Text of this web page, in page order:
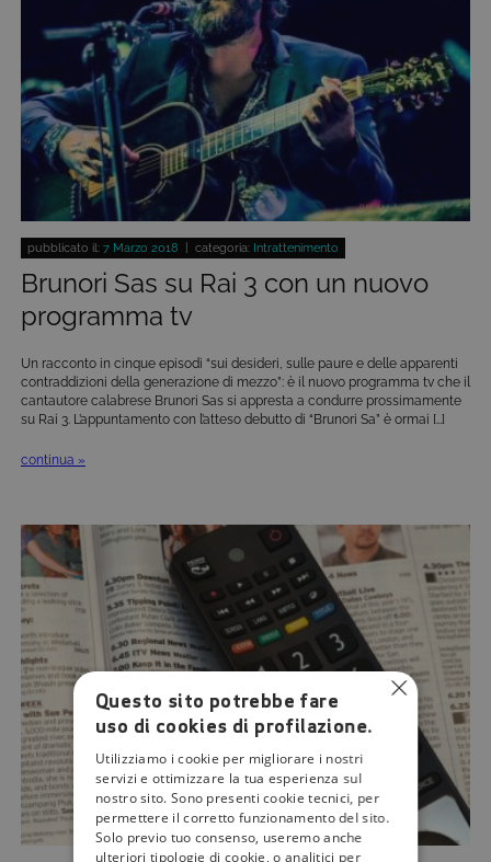
pubblicato il: 7 Marzo 2018 | categoria: Intrattenimento
Brunori Sas su Rai 3 con un nuovo
programma tv
Un racconto in cinque episodi “sui desideri, sulle paure e delle apparenti
contraddizioni della generazione di mezzo”: è il nuovo programma tv che il
cantautore calabrese Brunori Sas si appresta a condurre prossimamente
su Rai 3. L’appuntamento con l’atteso debutto di “Brunori Sa” è ormai […]
continua »
Questo sito potrebbe fare
uso di cookies di profilazione.
Utilizziamo i cookie per migliorare i nostri
servizi e ottimizzare la tua esperienza sul
nostro sito. Sono presenti cookie tecnici, per
permettere il corretto funzionamento del sito.
Solo previo tuo consenso, useremo anche
ulteriori tipologie di cookie, o analitici per